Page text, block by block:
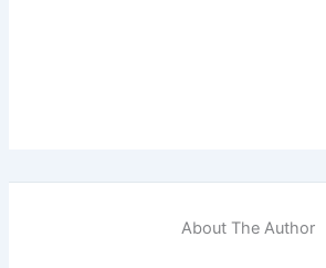
About The Author